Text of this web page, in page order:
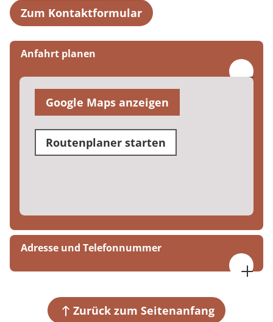
Zum Kontaktformular
Anfahrt planen
Google Maps anzeigen
Routenplaner starten
Adresse und Telefonnummer
53474 Bad Neuenahr-Ahrweiler
Zurück zum Seitenanfang